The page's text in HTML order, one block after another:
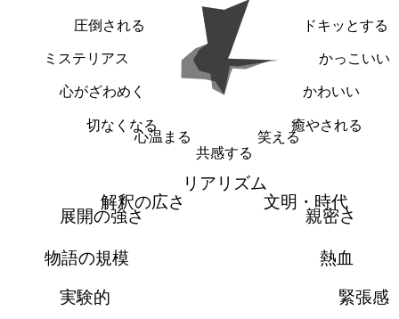
ドキッとする
かっこいい
かわいい
癒やされる
笑える
共感する
心温まる
切なくなる
心がざわめく
ミステリアス
圧倒される
リアリズム
文明・時代
親密さ
熱血
緊張感
実験的
物語の規模
展開の強さ
解釈の広さ